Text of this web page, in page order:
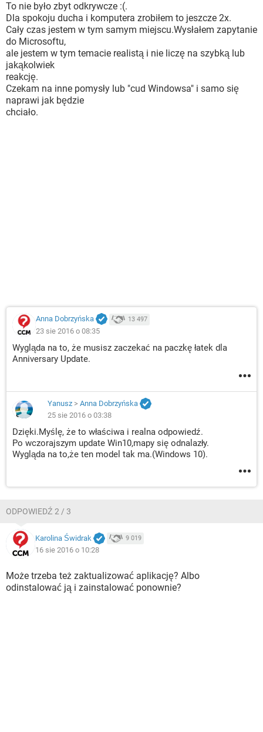
To nie było zbyt odkrywcze :(.
Dla spokoju ducha i komputera zrobiłem to jeszcze 2x.
Cały czas jestem w tym samym miejscu.Wysłałem zapytanie
do Microsoftu,
ale jestem w tym temacie realistą i nie liczę na szybką lub
jakąkolwiek
reakcję.
Czekam na inne pomysły lub "cud Windowsa" i samo się
naprawi jak będzie
chciało.
Anna Dobrzyńska 13 497
23 sie 2016 o 08:35
Wygląda na to, że musisz zaczekać na paczkę łatek dla
Anniversary Update.
Yanusz > Anna Dobrzyńska
25 sie 2016 o 03:38
Dzięki.Myślę, że to właściwa i realna odpowiedź.
Po wczorajszym update Win10,mapy się odnalazły.
Wygląda na to,że ten model tak ma.(Windows 10).
ODPOWIEDŹ 2 / 3
Karolina Świdrak 9 019
16 sie 2016 o 10:28
Może trzeba też zaktualizować aplikację? Albo
odinstalować ją i zainstalować ponownie?